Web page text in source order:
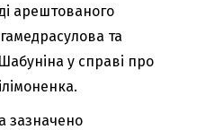
арештованого
та
у справі про
зазначено